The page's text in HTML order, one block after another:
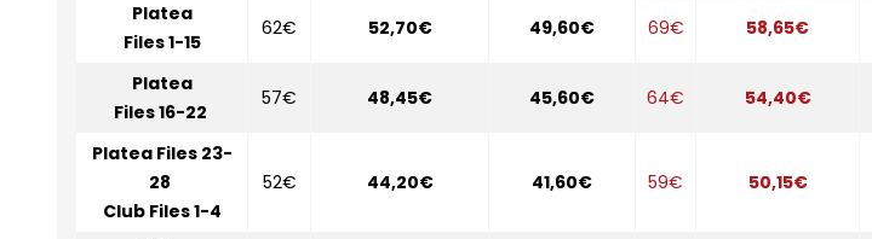
Platea
Files 1-15
62€ 52,70€ 49,60€ 69€ 58,65€
Platea
Files 16-22
57€ 48,45€ 45,60€ 64€ 54,40€
Platea Files 23-
28
Club Files 1-4
52€ 44,20€ 41,60€ 59€ 50,15€